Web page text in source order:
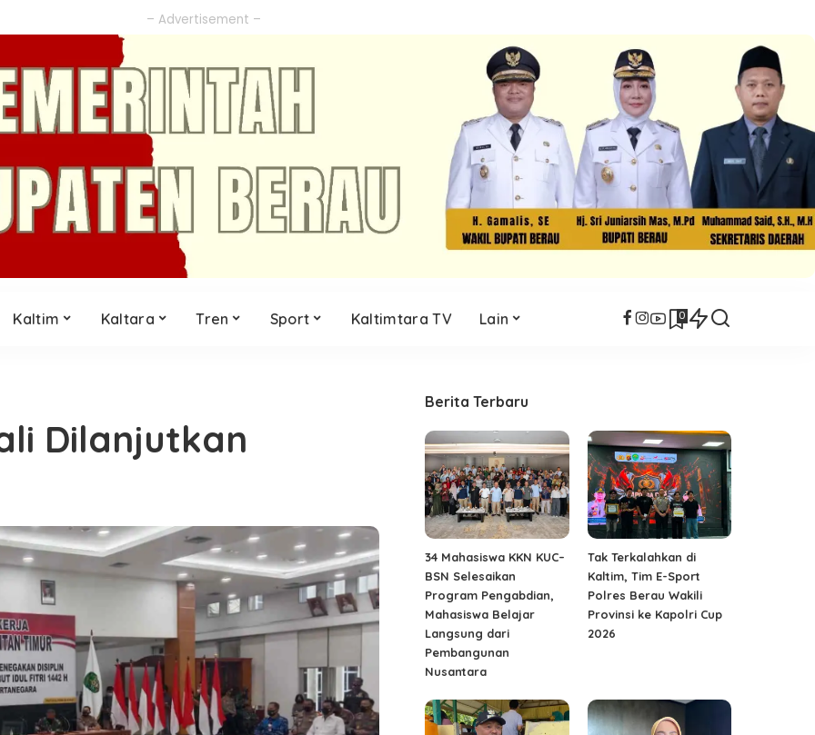
– Advertisement –
Kaltim Kaltara Tren Sport Kaltimtara TV Lain 0
Dilanjutkan
Berita Terbaru
34 Mahasiswa KKN KUC–
BSN Selesaikan
Program Pengabdian,
Mahasiswa Belajar
Langsung dari
Pembangunan
Nusantara
Tak Terkalahkan di
Kaltim, Tim E-Sport
Polres Berau Wakili
Provinsi ke Kapolri Cup
2026